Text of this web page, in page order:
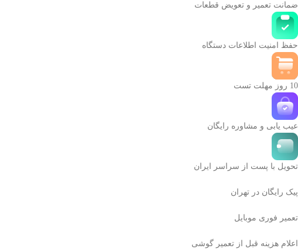
ضمانت تعمیر و تعویض قطعات
حفظ امنیت اطلاعات دستگاه
10 روز مهلت تست
عیب یابی و مشاوره رایگان
تحویل با پست از سراسر ایران
پیک رایگان در تهران
تعمیر فوری موبایل
اعلام هزینه قبل از تعمیر گوشی